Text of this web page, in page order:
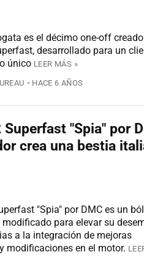
es el décimo one-off
desarrollado para un
único LEER MÁS »
HACE 6 AÑOS
Superfast "Spia" por
crea una bestia
"Spia" por DMC es un
para elevar su
a la integración de mejoras
modificaciones en el motor.